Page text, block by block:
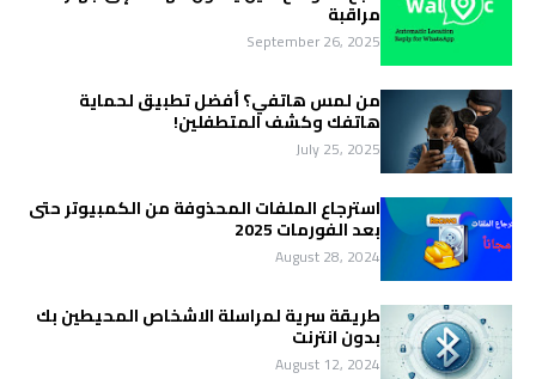
مراقبة
September 26, 2025
من لمس هاتفي؟ أفضل تطبيق لحماية
هاتفك وكشف المتطفلين!
July 25, 2025
استرجاع الملفات المحذوفة من الكمبيوتر حتى
بعد الفورمات 2025
August 28, 2024
طريقة سرية لمراسلة الاشخاص المحيطين بك
بدون انترنت
August 12, 2024